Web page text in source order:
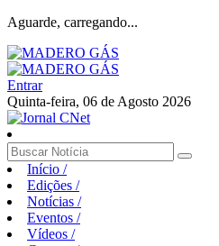
Aguarde, carregando...
Entrar
Quinta-feira, 06 de Agosto 2026
Início /
Edições /
Notícias /
Eventos /
Vídeos /